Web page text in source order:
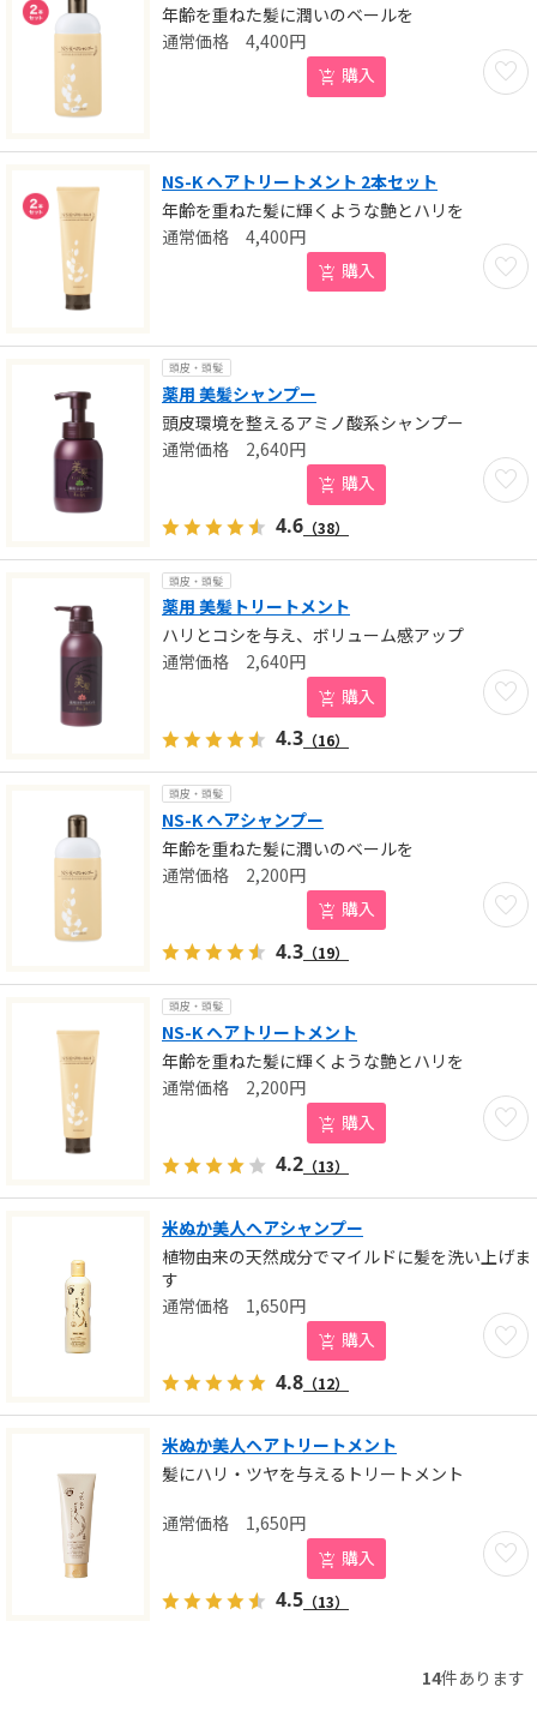
年齢を重ねた髪に潤いのベールを
お気
4,400円
購入
NS-K ヘアトリートメント 2本セット
年齢を重ねた髪に輝くような艶とハリを
お気
4,400円
購入
頭皮・頭髪
薬用 美髪シャンプー
頭皮環境を整えるアミノ酸系シャンプー
お気
2,640円
購入
4.6 （38）
頭皮・頭髪
薬用 美髪トリートメント
ハリとコシを与え、ボリューム感アップ
お気
2,640円
購入
4.3 （16）
頭皮・頭髪
NS-K ヘアシャンプー
年齢を重ねた髪に潤いのベールを
お気
2,200円
購入
4.3 （19）
頭皮・頭髪
NS-K ヘアトリートメント
年齢を重ねた髪に輝くような艶とハリを
お気
2,200円
購入
4.2 （13）
米ぬか美人ヘアシャンプー
植物由来の天然成分でマイルドに髪を洗い上げま
す
お気
1,650円
購入
4.8 （12）
米ぬか美人ヘアトリートメント
髪にハリ・ツヤを与えるトリートメント
お気
1,650円
購入
4.5 （13）
14件あります